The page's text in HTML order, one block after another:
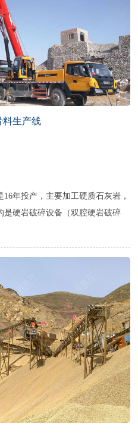
料生产线
年投产，主要加工硬质石灰岩，
是硬岩破碎设备（双腔硬岩破碎